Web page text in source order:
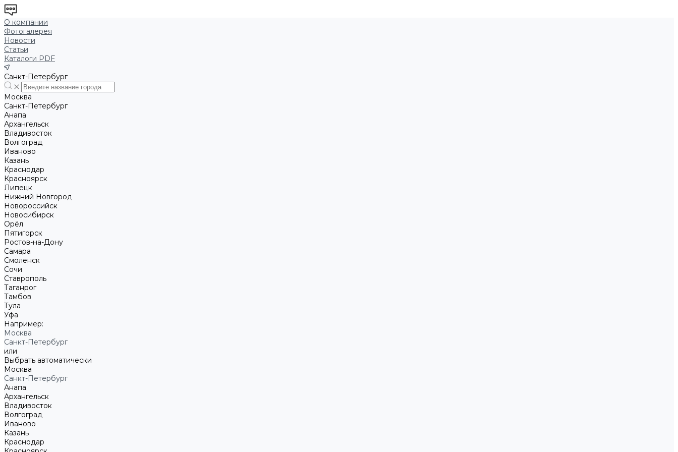
О компании
Фотогалерея
Новости
Статьи
Каталоги PDF
Санкт-Петербург
Москва
Санкт-Петербург
Анапа
Архангельск
Владивосток
Волгоград
Иваново
Казань
Краснодар
Красноярск
Липецк
Нижний Новгород
Новороссийск
Новосибирск
Орёл
Пятигорск
Ростов-на-Дону
Самара
Смоленск
Сочи
Ставрополь
Таганрог
Тамбов
Тула
Уфа
Например:
Москва
Санкт-Петербург
или
Выбрать автоматически
Москва
Санкт-Петербург
Анапа
Архангельск
Владивосток
Волгоград
Иваново
Казань
Краснодар